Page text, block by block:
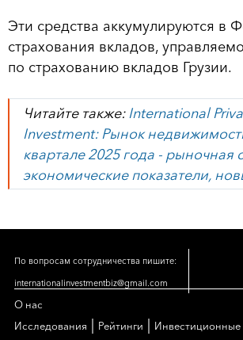
Эти средства аккумулируются в
страхования вкладов,
по страхованию вкладов Грузии.
Читайте также:International
Investment: Рынок
квартале 2025 года - рыночная
экономические показатели,
По вопросам сотрудничества пишите:
internationalinvestmentbiz@gmail.com
О нас
Исследования
Рейтинги Инвестиционные